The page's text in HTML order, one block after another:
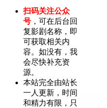
扫码关注公众
号 ，可在后台回
复影剧名称，即
可获取相关内
容。如没有，我
会尽快补充资
源。
本站完全由站长
一人更新，时间
和精力有限，只